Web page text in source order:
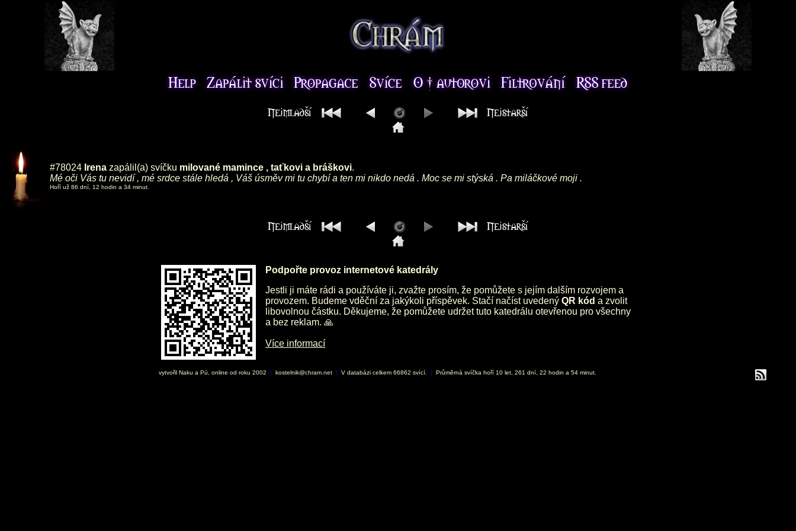
#78024 Irena zapálil(a) svíčku milované mamince , taťkovi a bráškovi.
Mé oči Vás tu nevidí , mé srdce stále hledá , Váš úsměv mi tu chybí a ten mi nikdo nedá . Moc se mi stýská . Pa miláčkové moji .
Hoří už 86 dní, 12 hodin a 34 minut.
Podpořte provoz internetové katedrály
Jestli ji máte rádi a používáte ji, zvažte prosím, že pomůžete s jejím dalším rozvojem a
provozem. Budeme vděční za jakýkoli příspěvek. Stačí načíst uvedený QR kód a zvolit
libovolnou částku. Děkujeme, že pomůžete udržet tuto katedrálu otevřenou pro všechny
a bez reklam. 🙏
Více informací
vytvořil Naku a Pú, online od roku 2002 | kostelnik@chram.net | V databázi celkem 66862 svící. | Průměrná svíčka hoří 10 let, 261 dní, 22 hodin a 54 minut.